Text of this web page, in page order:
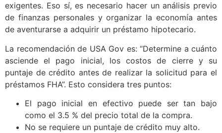
exigentes. Eso sí, es necesario hacer un análisis previo
de finanzas personales y organizar la economía antes
de aventurarse a adquirir un préstamo hipotecario.
La recomendación de USA Gov es: “Determine a cuánto
asciende el pago inicial, los costos de cierre y su
puntaje de crédito antes de realizar la solicitud para el
préstamos FHA”. Esto considera tres puntos:
El pago inicial en efectivo puede ser tan bajo
como el 3.5 % del precio total de la compra.
No se requiere un puntaje de crédito muy alto.